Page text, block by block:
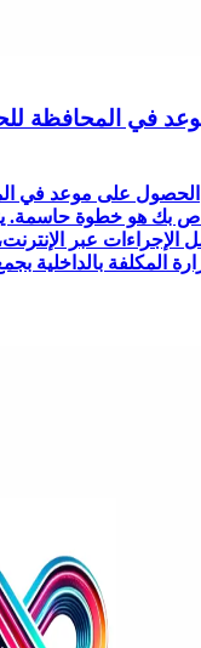
في المحافظة
الحصول على موعد في
بك هو خطوة حاسمة.
الإجراءات عبر
المكلفة